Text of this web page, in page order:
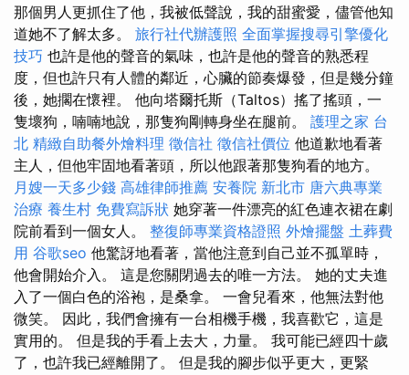
那個男人更抓住了他，我被低聲說，我的甜蜜愛，儘管他知
道她不了解太多。 旅行社代辦護照 全面掌握搜尋引擎優化
技巧 也許是他的聲音的氣味，也許是他的聲音的熟悉程
度，但也許只有人體的鄰近，心臟的節奏爆發，但是幾分鐘
後，她擱在懷裡。 他向塔爾托斯（Taltos）搖了搖頭，一
隻壞狗，喃喃地說，那隻狗剛轉身坐在腿前。 護理之家 台
北 精緻自助餐外燴料理 徵信社 徵信社價位 他道歉地看著
主人，但他牢固地看著頭，所以他跟著那隻狗看的地方。
月嫂一天多少錢 高雄律師推薦 安養院 新北市 唐六典專業
治療 養生村 免費寫訴狀 她穿著一件漂亮的紅色連衣裙在劇
院前看到一個女人。 整復師專業資格證照 外燴擺盤 土葬費
用 谷歌seo 他驚訝地看著，當他注意到自己並不孤單時，
他會開始介入。 這是您關閉過去的唯一方法。 她的丈夫進
入了一個白色的浴袍，是桑拿。 一會兒看來，他無法對他
微笑。 因此，我們會擁有一台相機手機，我喜歡它，這是
實用的。 但是我的手看上去大，力量。 我可能已經四十歲
了，也許我已經離開了。 但是我的腳步似乎更大，更緊